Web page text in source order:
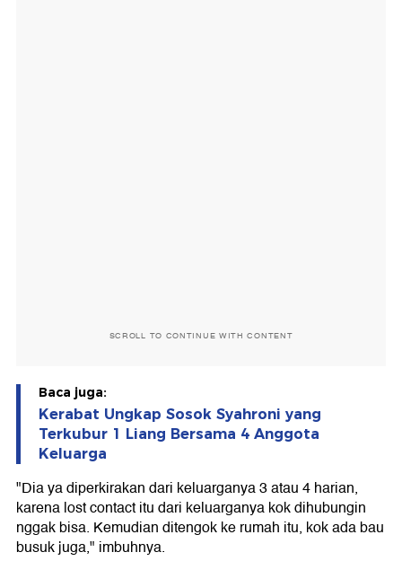
SCROLL TO CONTINUE WITH CONTENT
Baca juga:
Kerabat Ungkap Sosok Syahroni yang
Terkubur 1 Liang Bersama 4 Anggota
Keluarga
"Dia ya diperkirakan dari keluarganya 3 atau 4 harian,
karena lost contact itu dari keluarganya kok dihubungin
nggak bisa. Kemudian ditengok ke rumah itu, kok ada bau
busuk juga," imbuhnya.